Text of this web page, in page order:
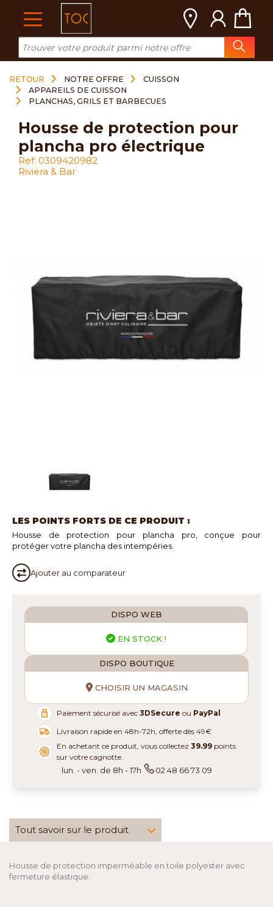
RETOUR NOTRE OFFRE
CUISSON
APPAREILS DE CUISSON
PLANCHAS, GRILS ET BARBECUES
LES POINTS FORTS DE CE PRODUIT :
Housse de protection pour plancha pro, conçue pour
protéger votre plancha des intempéries.
Ajouter au comparateur
housse de protection pour
plancha pro électrique
Ref: 0309420982
Riviera & Bar
DISPO WEB
EN STOCK !
DISPO BOUTIQUE
CHOISIR UN MAGASIN
Paiement sécurisé avec3DSecure ou PayPal
Livraison rapide en 48h-72h, offerte dès 49€
En achetant ce produit, vous collectez39.99 points
sur votre cagnotte.
lun. - ven. de 8h - 17h 02 48 66 73 09
Tout savoir sur le produit
Housse de protection imperméable en toile polyester avec
fermeture élastique.
Cookies management panel